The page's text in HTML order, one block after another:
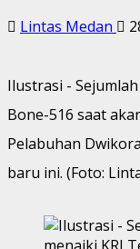
Lintas Medan
Ilustrasi -
Bone-516 saat
Pelabuhan
baru ini. (Foto: